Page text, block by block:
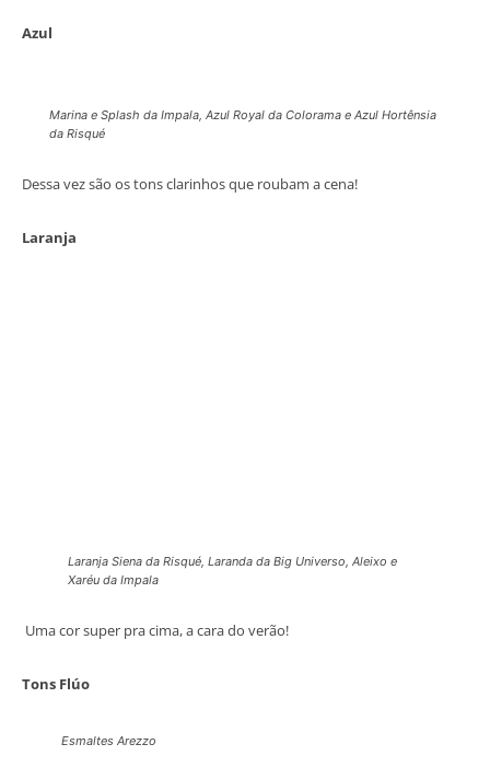
Azul
Marina e Splash da Impala, Azul Royal da Colorama e Azul Hortênsia
da Risqué
Dessa vez são os tons clarinhos que roubam a cena!
Laranja
Laranja Siena da Risqué, Laranda da Big Universo, Aleixo e
Xaréu da Impala
Uma cor super pra cima, a cara do verão!
Tons Flúo
Esmaltes Arezzo